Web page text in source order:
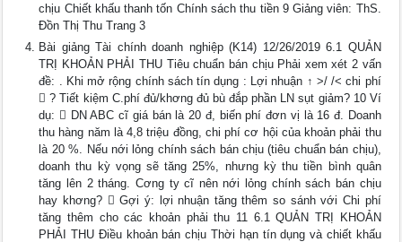
chịu Chiết khấu thanh tốn Chính sách thu tiền 9 Giảng viên: ThS.
Đồn Thị Thu Trang 3
Bài giảng Tài chính doanh nghiệp (K14) 12/26/2019 6.1 QUẢN
TRỊ KHOẢN PHẢI THU Tiêu chuẩn bán chịu Phải xem xét 2 vấn
đề: . Khi mở rộng chính sách tín dụng : Lợi nhuận ↑ >/ /< chi phí
 ? Tiết kiệm C.phí đủ/khơng đủ bù đắp phần LN sụt giảm? 10 Ví
dụ:  DN ABC cĩ giá bán là 20 đ, biến phí đơn vị là 16 đ. Doanh
thu hàng năm là 4,8 triệu đồng, chi phí cơ hội của khoản phải thu
là 20 %. Nếu nới lỏng chính sách bán chịu (tiêu chuẩn bán chịu),
doanh thu kỳ vọng sẽ tăng 25%, nhưng kỳ thu tiền bình quân
tăng lên 2 tháng. Cơng ty cĩ nên nới lỏng chính sách bán chịu
hay khơng?  Gợi ý: lợi nhuận tăng thêm so sánh với Chi phí
tăng thêm cho các khoản phải thu 11 6.1 QUẢN TRỊ KHOẢN
PHẢI THU Điều khoản bán chịu Thời hạn tín dụng và chiết khấu